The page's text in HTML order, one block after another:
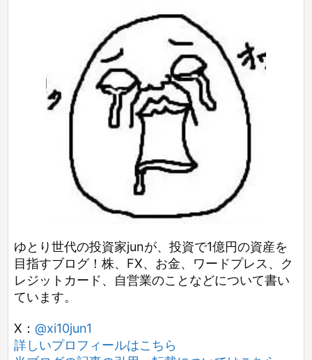
ゆとり世代の投資家junが、投資で1億円の資産を
目指すブログ！株、FX、お金、ワードプレス、ク
レジットカード、自営業のことなどについて書い
ています。
X： @xi10jun1
詳しいプロフィールはこちら